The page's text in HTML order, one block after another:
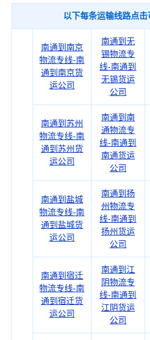
以下每条运输线路点击
南通到南京
物流专线-南
通到南京货
运公司
南通到无
锡物流专
线-南通到
无锡货运
公司
南通到苏州
物流专线-南
通到苏州货
运公司
南通到南
通物流专
线-南通到
南通货运
公司
南通到盐城
物流专线-南
通到盐城货
运公司
南通到扬
州物流专
线-南通到
扬州货运
公司
南通到宿迁
物流专线-南
通到宿迁货
运公司
南通到江
阴物流专
线-南通到
江阴货运
公司